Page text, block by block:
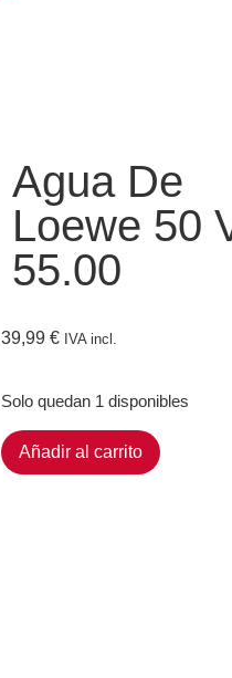
Agua De
Loewe 50
55.00
39,99 € IVA incl.
Solo quedan 1 disponibles
Añadir al carrito